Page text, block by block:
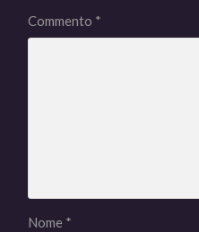
Commento *
Nome *